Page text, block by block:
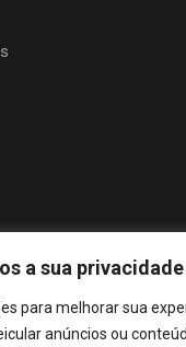
a sua privacidade
para melhorar sua
anúncios ou